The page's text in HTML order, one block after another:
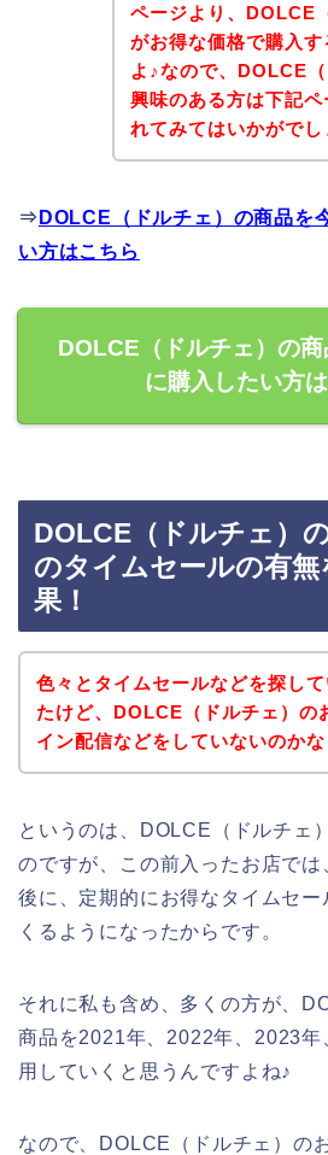
ページより、DOLCE
がお得な価格で購入
よ♪なので、DOLCE
興味のある方は下記
れてみてはいかがでし
⇒ DOLCE（ドルチェ）の商品を
い方はこちら
DOLCE（ドルチェ）の
に購入したい方
DOLCE（ドルチェ）
のタイムセールの有
果！
色々とタイムセールなどを探し
たけど、DOLCE（ドルチェ）の
イン配信などをしていないのかな
というのは、DOLCE（ドルチェ
のですが、この前入ったお店では
後に、定期的にお得なタイムセー
くるようになったからです。
それに私も含め、多くの方が、
商品を2021年、2022年、2023年
用していくと思うんですよね♪
なので、DOLCE（ドルチェ）の